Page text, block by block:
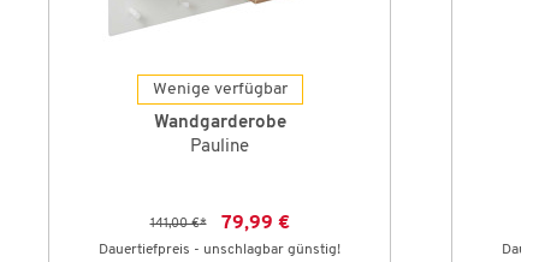
Wenige verfügbar
Wandgarderobe
Pauline
141,00 €* 79,99 €
Dauertiefpreis - unschlagbar günstig!